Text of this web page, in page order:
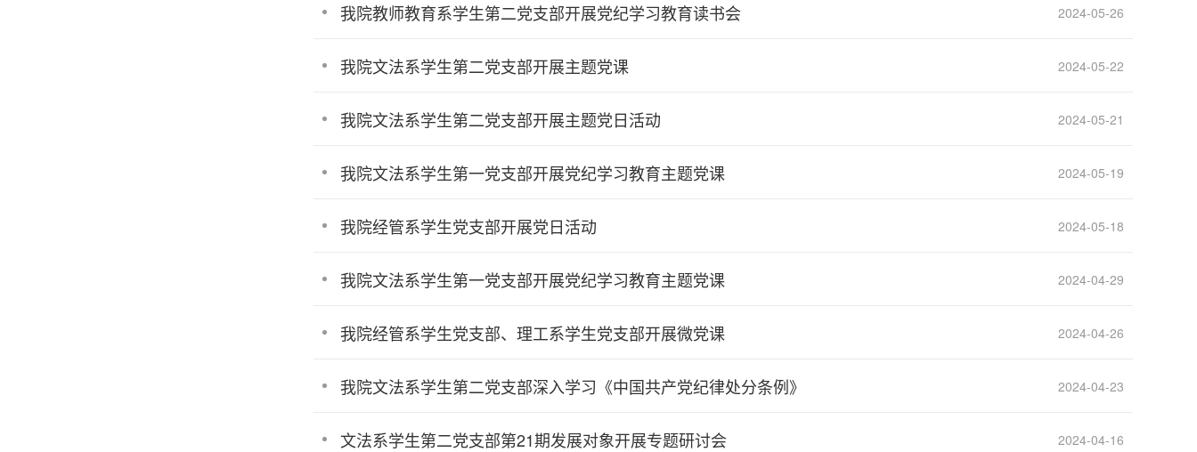
2024-05-26
我院教师教育系学生第二党支部开展党纪学习教育读书会
2024-05-22
我院文法系学生第二党支部开展主题党课
2024-05-21
我院文法系学生第二党支部开展主题党日活动
2024-05-19
我院文法系学生第一党支部开展党纪学习教育主题党课
2024-05-18
我院经管系学生党支部开展党日活动
2024-04-29
我院文法系学生第一党支部开展党纪学习教育主题党课
2024-04-26
我院经管系学生党支部、理工系学生党支部开展微党课
2024-04-23
我院文法系学生第二党支部深入学习《中国共产党纪律处分条例》
2024-04-16
文法系学生第二党支部第21期发展对象开展专题研讨会